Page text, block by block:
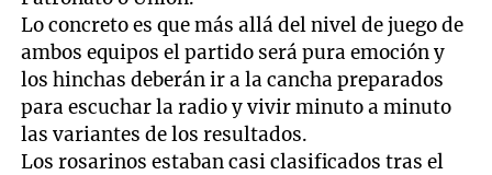
Lo concreto es que más allá del nivel de juego de
ambos equipos el partido será pura emoción y
los hinchas deberán ir a la cancha preparados
para escuchar la radio y vivir minuto a minuto
las variantes de los resultados.
Los rosarinos estaban casi clasificados tras el